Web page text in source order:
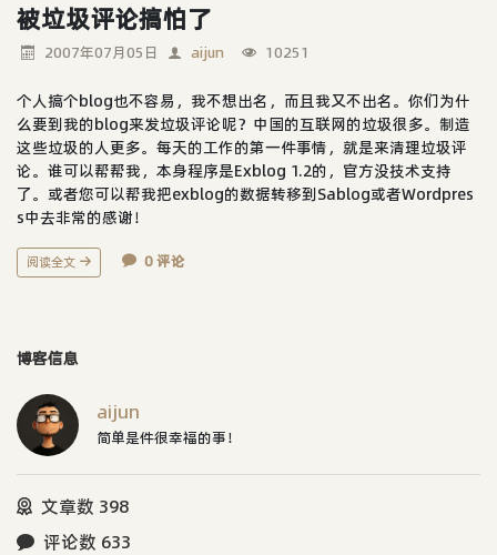
被垃圾评论搞怕了
2007年07月05日 aijun 10251
个人搞个blog也不容易，我不想出名，而且我又不出名。你们为什
么要到我的blog来发垃圾评论呢？中国的互联网的垃圾很多。制造
这些垃圾的人更多。每天的工作的第一件事情，就是来清理垃圾评
论。谁可以帮帮我，本身程序是Exblog 1.2的，官方没技术支持
了。或者您可以帮我把exblog的数据转移到Sablog或者Wordpres
s中去非常的感谢！
阅读全文 0 评论
博客信息
aijun
简单是件很幸福的事！
文章数 398
评论数 633